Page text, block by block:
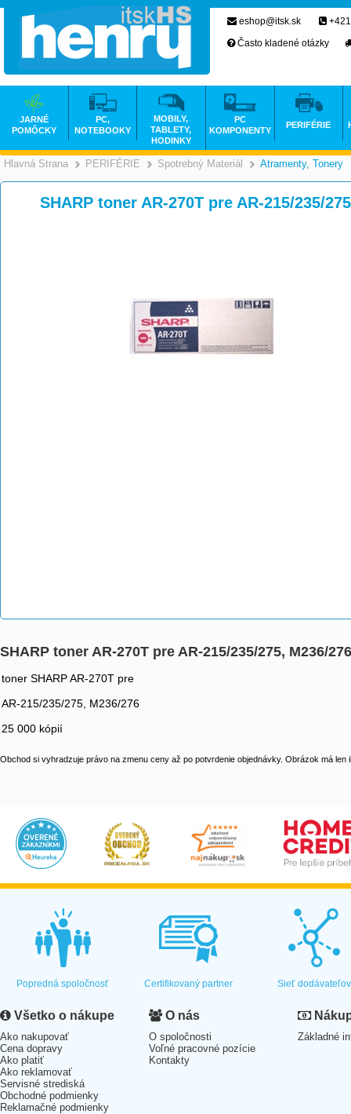
Hlavná Strana >
PERIFÉRIE >
Spotrebný Materiál >
Atramenty, Tonery
SHARP toner AR-270T pre AR-215/235/
SHARP toner AR-270T pre AR-215/235/275, M236/276
toner SHARP AR-270T pre
AR-215/235/275, M236/276
25 000 kópií
Obchod si vyhradzuje právo na zmenu ceny až po potvrdenie objednávky. Obrázok má len
eshop@itsk.sk
Často kladené otázky
JARNÉ
POMÔCKY
PC,
NOTEBOOKY
MOBILY,
TABLETY,
HODINKY
PC
KOMPONENTY
PERIFÉRIE
Popredná spoločnosť Certifikovaný partner Sieť dodávateľov
Všetko o nákupe
Ako nakupovať
Cena dopravy
Ako platiť
Ako reklamovať
Servisné strediská
Obchodné podmienky
Reklamačné podmienky
O nás
O spoločnosti
Voľné pracovné pozície
Kontakty
Základné